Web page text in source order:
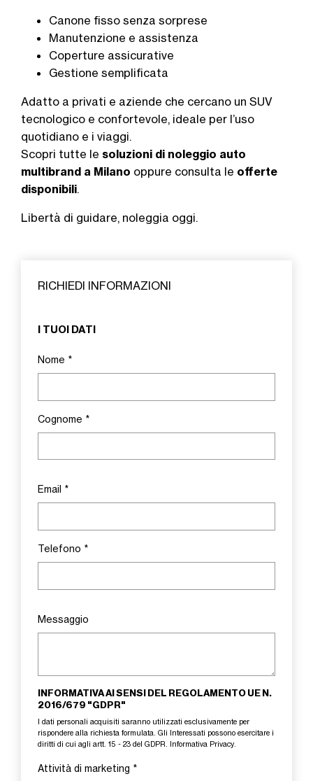
Canone fisso senza sorprese
Manutenzione e assistenza
Coperture assicurative
Gestione semplificata
Adatto a privati e aziende che cercano un SUV
tecnologico e confortevole, ideale per l’uso
quotidiano e i viaggi.
Scopri tutte le soluzioni di noleggio auto
multibrand a Milano oppure consulta le offerte
disponibili.
Libertà di guidare, noleggia oggi.
RICHIEDI INFORMAZIONI
I TUOI DATI
Nome *
Cognome *
Email *
Telefono *
Messaggio
INFORMATIVA AI SENSI DEL REGOLAMENTO UE N.
2016/679 "GDPR"
I dati personali acquisiti saranno utilizzati esclusivamente per
rispondere alla richiesta formulata. Gli Interessati possono esercitare i
diritti di cui agli artt. 15 - 23 del GDPR. Informativa Privacy.
Attività di marketing *